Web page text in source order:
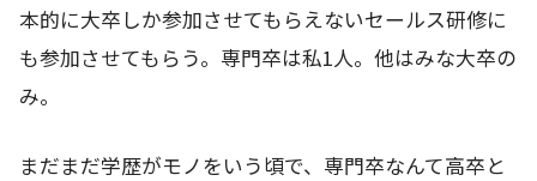
本的に大卒しか参加させてもらえないセールス研修に
も参加させてもらう。専門卒は私1人。他はみな大卒の
み。
まだまだ学歴がモノをいう頃で、専門卒なんて高卒と